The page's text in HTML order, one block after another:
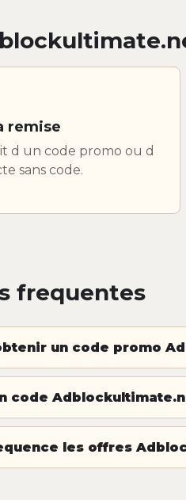
remise
d un code promo ou d
sans code.
frequentes
un code promo
code
les offres